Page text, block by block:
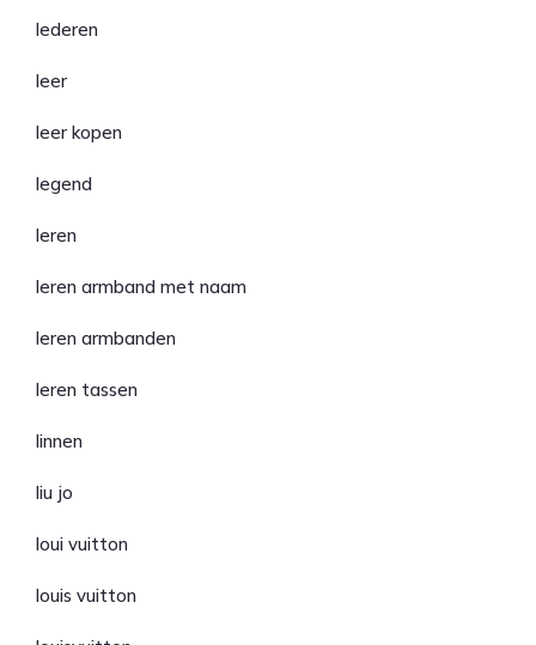
lederen
leer
leer kopen
legend
leren
leren armband met naam
leren armbanden
leren tassen
linnen
liu jo
loui vuitton
louis vuitton